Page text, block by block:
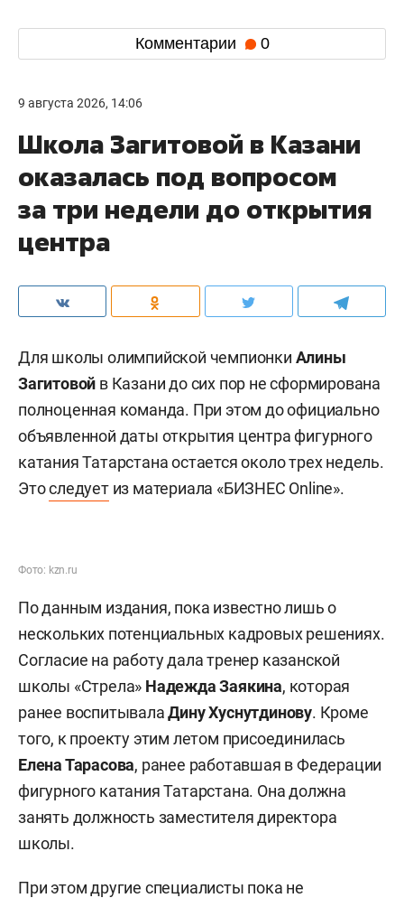
Комментарии 0
9 августа 2026, 14:06
Школа Загитовой в Казани
оказалась под вопросом
за три недели до открытия
центра
Для школы олимпийской чемпионки Алины
Загитовой в Казани до сих пор не сформирована
полноценная команда. При этом до официально
объявленной даты открытия центра фигурного
катания Татарстана остается около трех недель.
Этоследуетиз материала «БИЗНЕС Online».
Фото: kzn.ru
По данным издания, пока известно лишь о
нескольких потенциальных кадровых решениях.
Согласие на работу дала тренер казанской
школы «Стрела» Надежда Заякина, которая
ранее воспитывалаДину Хуснутдинову. Кроме
того, к проекту этим летом присоединилась
Елена Тарасова, ранее работавшая в Федерации
фигурного катания Татарстана. Она должна
занять должность заместителя директора
школы.
При этом другие специалисты пока не